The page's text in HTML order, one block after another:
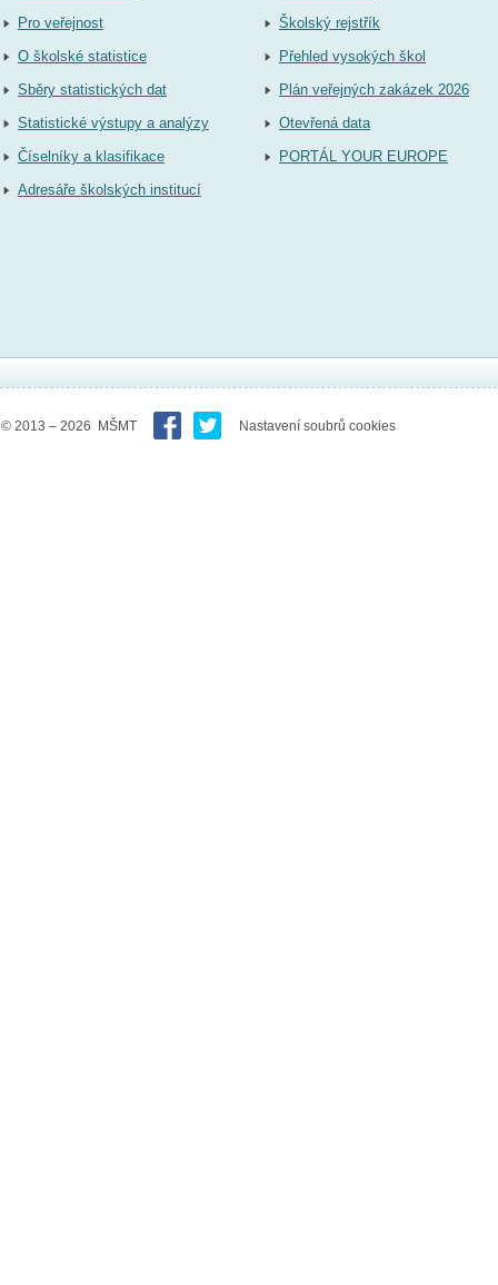
Pro veřejnost
O školské statistice
Sběry statistických dat
Statistické výstupy a analýzy
Číselníky a klasifikace
Adresáře školských institucí
Školský rejstřík
Přehled vysokých škol
Plán veřejných zakázek 2026
Otevřená data
PORTÁL YOUR EUROPE
© 2013 – 2026 MŠMT Nastavení soubrů cookies